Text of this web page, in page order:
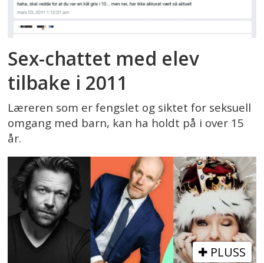
Sex-chattet med elev
tilbake i 2011
Læreren som er fengslet og siktet for seksuell
omgang med barn, kan ha holdt på i over 15
år.
PLUSS